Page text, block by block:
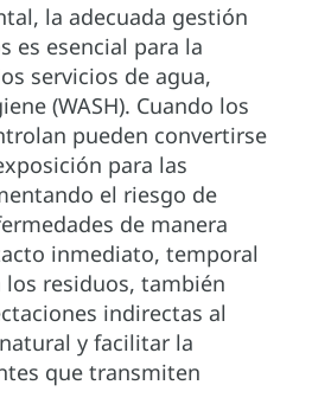
la adecuada gestión
es esencial para la
servicios de agua,
(WASH). Cuando los
pueden convertirse
para las
el riesgo de
de manera
inmediato, temporal
residuos, también
indirectas al
y facilitar la
que transmiten